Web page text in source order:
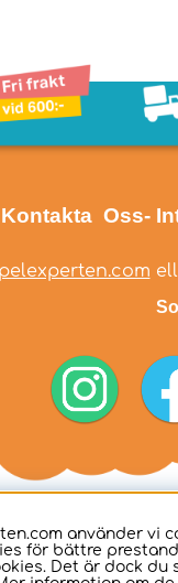
Oss-
använder
för bättre
Det är dock